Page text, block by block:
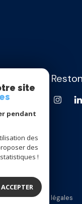
Mentions légales
site
pendant
des
des
!